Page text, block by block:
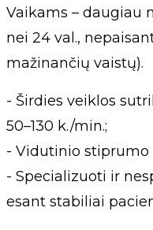
Vaikams – daugiau
nei 24 val.,
mažinančių vaistų).
- Širdies veiklos
50–130 k./min.;
- Vidutinio stiprumo
- Specializuoti ir
esant stabiliai